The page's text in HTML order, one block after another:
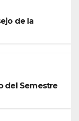
de la
del Semestre